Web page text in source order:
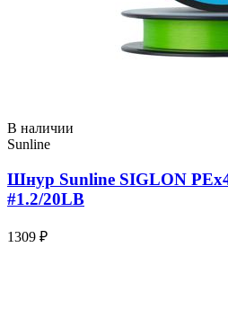
В наличии
Sunline
Шнур Sunline SIGLON
#1.2/20LB
1309 ₽